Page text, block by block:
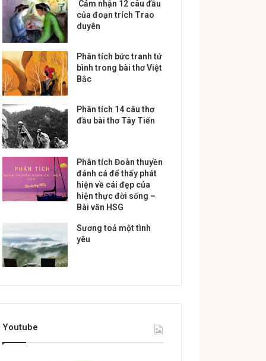
Cảm nhận 12 câu đầu
của đoạn trích Trao
duyên
Phân tích bức tranh tứ
bình trong bài thơ Việt
Bắc
Phân tích 14 câu thơ
đầu bài thơ Tây Tiến
Phân tích Đoàn thuyền
đánh cá để thấy phát
hiện về cái đẹp của
hiện thực đời sống –
Bài văn HSG
Sương toả một tình
yêu
Youtube